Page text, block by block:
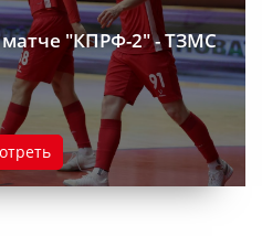
"КПРФ-2" - ТЗМС